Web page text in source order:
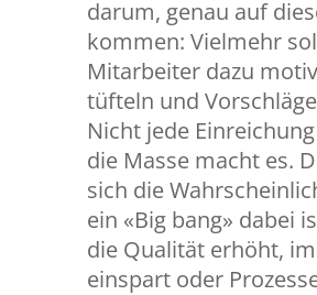
darum, genau auf
kommen: Vielmehr
Mitarbeiter dazu
tüfteln und
Nicht jede
die Masse macht es.
sich die
ein «Big bang» dabei
die Qualität erhöht,
einspart oder